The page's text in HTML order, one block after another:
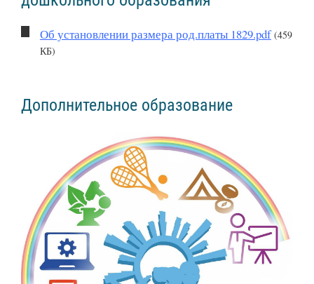
Об установлении размера род.платы 1829.pdf (459
КБ)
Дополнительное образование